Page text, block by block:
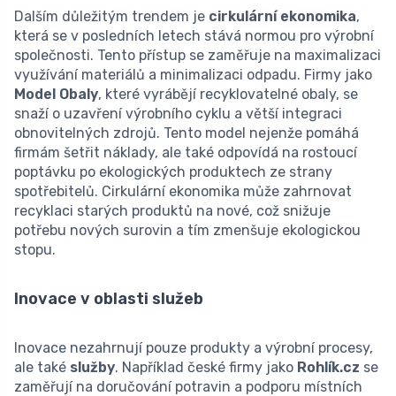
Dalším důležitým trendem je cirkulární ekonomika,
která se v posledních letech stává normou pro výrobní
společnosti. Tento přístup se zaměřuje na maximalizaci
využívání materiálů a minimalizaci odpadu. Firmy jako
Model Obaly, které vyrábějí recyklovatelné obaly, se
snaží o uzavření výrobního cyklu a větší integraci
obnovitelných zdrojů. Tento model nejenže pomáhá
firmám šetřit náklady, ale také odpovídá na rostoucí
poptávku po ekologických produktech ze strany
spotřebitelů. Cirkulární ekonomika může zahrnovat
recyklaci starých produktů na nové, což snižuje
potřebu nových surovin a tím zmenšuje ekologickou
stopu.
Inovace v oblasti služeb
Inovace nezahrnují pouze produkty a výrobní procesy,
ale také služby. Například české firmy jako Rohlík.cz se
zaměřují na doručování potravin a podporu místních